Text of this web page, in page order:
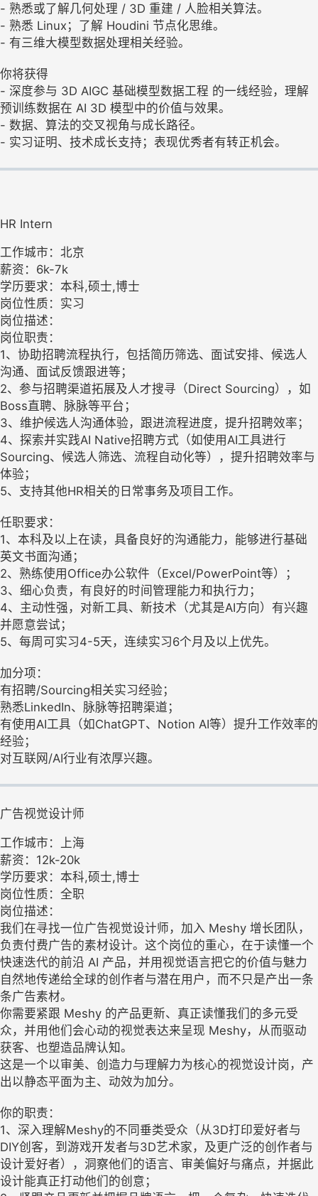
- 熟悉或了解几何处理 / 3D 重建 / 人脸相关算法。
- 熟悉 Linux；了解 Houdini 节点化思维。
- 有三维大模型数据处理相关经验。
你将获得
- 深度参与 3D AIGC 基础模型数据工程 的一线经验，理解
预训练数据在 AI 3D 模型中的价值与效果。
- 数据、算法的交叉视角与成长路径。
- 实习证明、技术成长支持；表现优秀者有转正机会。
HR Intern
工作城市：北京
薪资：6k-7k
学历要求：本科,硕士,博士
岗位性质：实习
岗位描述：
岗位职责：
1、协助招聘流程执行，包括简历筛选、面试安排、候选人
沟通、面试反馈跟进等；
2、参与招聘渠道拓展及人才搜寻（Direct Sourcing），如
Boss直聘、脉脉等平台；
3、维护候选人沟通体验，跟进流程进度，提升招聘效率；
4、探索并实践AI Native招聘方式（如使用AI工具进行
Sourcing、候选人筛选、流程自动化等），提升招聘效率与
体验；
5、支持其他HR相关的日常事务及项目工作。
任职要求：
1、本科及以上在读，具备良好的沟通能力，能够进行基础
英文书面沟通；
2、熟练使用Office办公软件（Excel/PowerPoint等）；
3、细心负责，有良好的时间管理能力和执行力；
4、主动性强，对新工具、新技术（尤其是AI方向）有兴趣
并愿意尝试；
5、每周可实习4-5天，连续实习6个月及以上优先。
加分项：
有招聘/Sourcing相关实习经验；
熟悉LinkedIn、脉脉等招聘渠道；
有使用AI工具（如ChatGPT、Notion AI等）提升工作效率的
经验；
对互联网/AI行业有浓厚兴趣。
广告视觉设计师
工作城市：上海
薪资：12k-20k
学历要求：本科,硕士,博士
岗位性质：全职
岗位描述：
我们在寻找一位广告视觉设计师，加入 Meshy 增长团队，
负责付费广告的素材设计。这个岗位的重心，在于读懂一个
快速迭代的前沿 AI 产品，并用视觉语言把它的价值与魅力
自然地传递给全球的创作者与潜在用户，而不只是产出一条
条广告素材。
你需要紧跟 Meshy 的产品更新、真正读懂我们的多元受
众，并用他们会心动的视觉表达来呈现 Meshy，从而驱动
获客、也塑造品牌认知。
这是一个以审美、创造力与理解力为核心的视觉设计岗，产
出以静态平面为主、动效为加分。
你的职责：
1、深入理解Meshy的不同垂类受众（从3D打印爱好者与
DIY创客，到游戏开发者与3D艺术家，及更广泛的创作者与
设计爱好者），洞察他们的语言、审美偏好与痛点，并据此
设计能真正打动他们的创意；